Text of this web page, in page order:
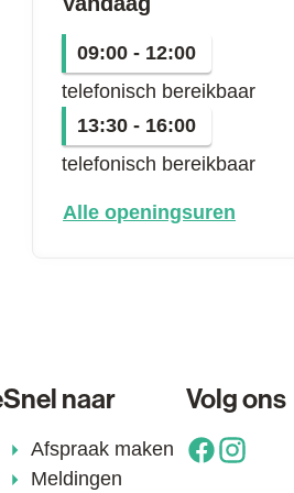
09:00 - 12:00
telefonisch bereikbaar
13:30 - 16:00
telefonisch bereikbaar
Alle openingsuren
Snel naar
Afspraak maken
Meldingen
Volg ons
Facebook
Instagram